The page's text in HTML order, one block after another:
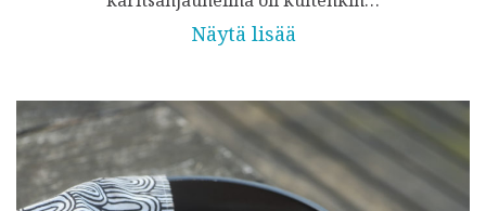
Näytä lisää